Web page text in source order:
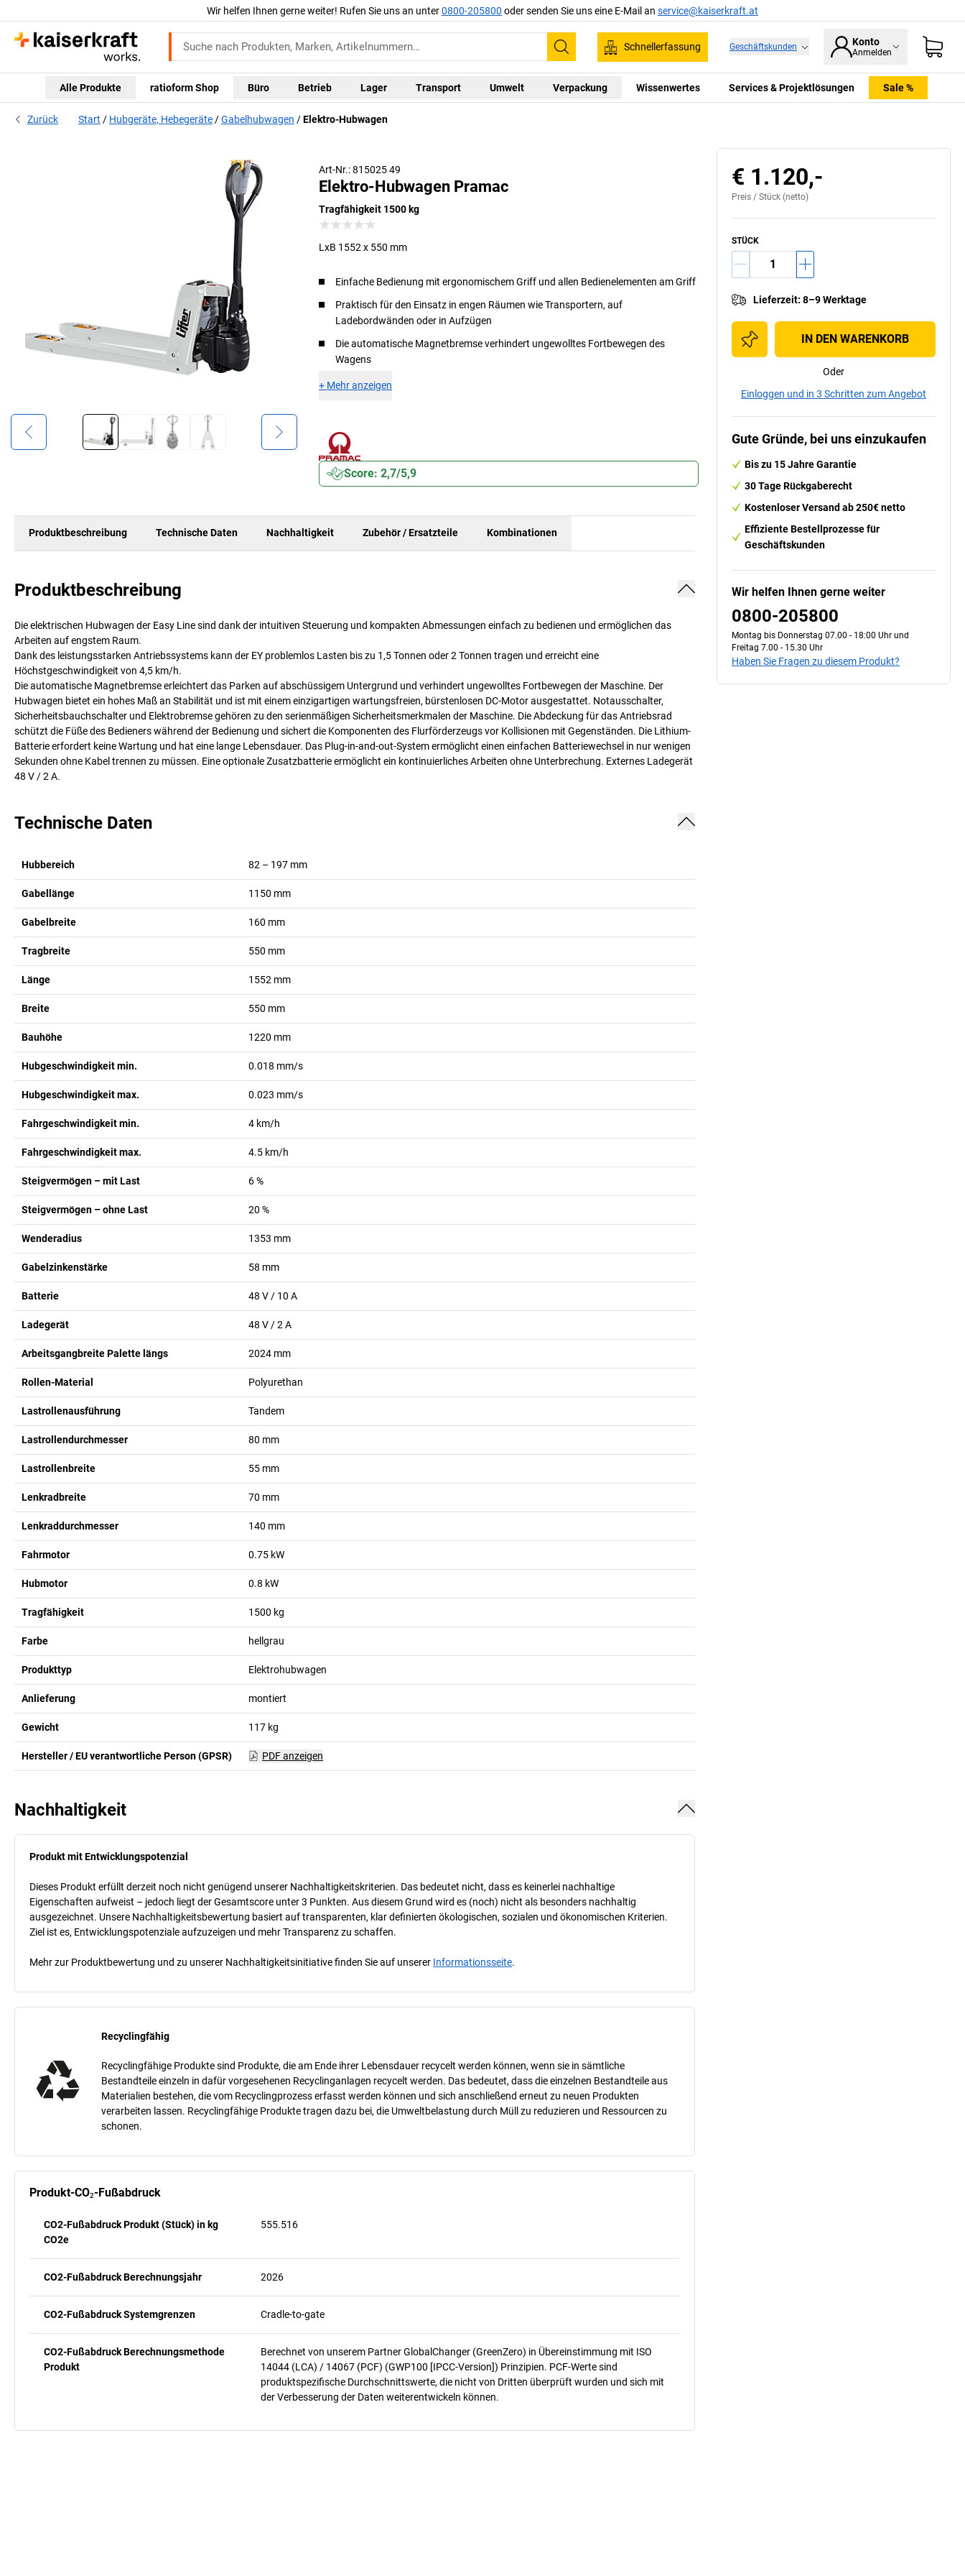
Wir helfen Ihnen gerne weiter! Rufen Sie uns an unter0800-205800 oder senden Sie uns eine E-Mail an service@kaiserkraft.at
Suchen
Schnellerfassung Geschäftskunden Konto
Anmelden
Alle Produkte ratioform Shop Büro Betrieb Lager Transport Umwelt Verpackung Wissenwertes Services & Projektlösungen Sale %
Zurück Start Hubgeräte, Hebegeräte Gabelhubwagen Elektro-Hubwagen
Art-Nr.: 815025 49
Elektro-Hubwagen Pramac
Tragfähigkeit 1500 kg
LxB 1552 x 550 mm
Einfache Bedienung mit ergonomischem Griff und allen Bedienelementen am Griff
Praktisch für den Einsatz in engen Räumen wie Transportern, auf
Ladebordwänden oder in Aufzügen
Die automatische Magnetbremse verhindert ungewolltes Fortbewegen des
Wagens
+ Mehr anzeigen
Score: 2,7/5,9
Produktbeschreibung Technische Daten Nachhaltigkeit Zubehör / Ersatzteile Kombinationen
Produktbeschreibung
Die elektrischen Hubwagen der Easy Line sind dank der intuitiven Steuerung und kompakten Abmessungen einfach zu bedienen und ermöglichen das
Arbeiten auf engstem Raum.
Dank des leistungsstarken Antriebssystems kann der EY problemlos Lasten bis zu 1,5 Tonnen oder 2 Tonnen tragen und erreicht eine
Höchstgeschwindigkeit von 4,5 km/h.
Die automatische Magnetbremse erleichtert das Parken auf abschüssigem Untergrund und verhindert ungewolltes Fortbewegen der Maschine. Der
Hubwagen bietet ein hohes Maß an Stabilität und ist mit einem einzigartigen wartungsfreien, bürstenlosen DC-Motor ausgestattet. Notausschalter,
Sicherheitsbauchschalter und Elektrobremse gehören zu den serienmäßigen Sicherheitsmerkmalen der Maschine. Die Abdeckung für das Antriebsrad
schützt die Füße des Bedieners während der Bedienung und sichert die Komponenten des Flurförderzeugs vor Kollisionen mit Gegenständen. Die Lithium-
Batterie erfordert keine Wartung und hat eine lange Lebensdauer. Das Plug-in-and-out-System ermöglicht einen einfachen Batteriewechsel in nur wenigen
Sekunden ohne Kabel trennen zu müssen. Eine optionale Zusatzbatterie ermöglicht ein kontinuierliches Arbeiten ohne Unterbrechung. Externes Ladegerät
48 V / 2 A.
Technische Daten
Hubbereich 82 – 197 mm
Gabellänge 1150 mm
Gabelbreite 160 mm
Tragbreite 550 mm
Länge 1552 mm
Breite 550 mm
Bauhöhe 1220 mm
Hubgeschwindigkeit min. 0.018 mm/s
Hubgeschwindigkeit max. 0.023 mm/s
Fahrgeschwindigkeit min. 4 km/h
Fahrgeschwindigkeit max. 4.5 km/h
Steigvermögen – mit Last 6%
Steigvermögen – ohne Last 20 %
Wenderadius 1353 mm
Gabelzinkenstärke 58 mm
Batterie 48 V / 10 A
Ladegerät 48 V / 2 A
Arbeitsgangbreite Palette längs 2024 mm
Rollen-Material Polyurethan
Lastrollenausführung Tandem
Lastrollendurchmesser 80 mm
Lastrollenbreite 55 mm
Lenkradbreite 70 mm
Lenkraddurchmesser 140 mm
Fahrmotor 0.75 kW
Hubmotor 0.8 kW
Tragfähigkeit 1500 kg
Farbe hellgrau
Produkttyp Elektrohubwagen
Anlieferung montiert
Gewicht 117 kg
Hersteller / EU verantwortliche Person (GPSR) PDF anzeigen
Nachhaltigkeit
Produkt mit Entwicklungspotenzial
Dieses Produkt erfüllt derzeit noch nicht genügend unserer Nachhaltigkeitskriterien. Das bedeutet nicht, dass es keinerlei nachhaltige
Eigenschaften aufweist – jedoch liegt der Gesamtscore unter 3 Punkten. Aus diesem Grund wird es (noch) nicht als besonders nachhaltig
ausgezeichnet. Unsere Nachhaltigkeitsbewertung basiert auf transparenten, klar definierten ökologischen, sozialen und ökonomischen Kriterien.
Ziel ist es, Entwicklungspotenziale aufzuzeigen und mehr Transparenz zu schaffen.
Mehr zur Produktbewertung und zu unserer Nachhaltigkeitsinitiative finden Sie auf unserer Informationsseite.
Recyclingfähig
Recyclingfähige Produkte sind Produkte, die am Ende ihrer Lebensdauer recycelt werden können, wenn sie in sämtliche
Bestandteile einzeln in dafür vorgesehenen Recyclinganlagen recycelt werden. Das bedeutet, dass die einzelnen Bestandteile aus
Materialien bestehen, die vom Recyclingprozess erfasst werden können und sich anschließend erneut zu neuen Produkten
verarbeiten lassen. Recyclingfähige Produkte tragen dazu bei, die Umweltbelastung durch Müll zu reduzieren und Ressourcen zu
schonen.
Produkt-CO₂-Fußabdruck
CO2-Fußabdruck Produkt (Stück) in kg
CO2e
555.516
CO2-Fußabdruck Berechnungsjahr 2026
CO2-Fußabdruck Systemgrenzen Cradle-to-gate
CO2-Fußabdruck Berechnungsmethode
Produkt
Berechnet von unserem Partner GlobalChanger (GreenZero) in Übereinstimmung mit ISO
14044 (LCA) / 14067 (PCF) (GWP100 [IPCC-Version]) Prinzipien. PCF-Werte sind
produktspezifische Durchschnittswerte, die nicht von Dritten überprüft wurden und sich mit
der Verbesserung der Daten weiterentwickeln können.
€ 1.120,-
Preis / Stück (netto)
STÜCK
Lieferzeit: 8–9 Werktage
IN DEN WARENKORB
Oder
Einloggen und in 3 Schritten zum Angebot
Gute Gründe, bei uns einzukaufen
Bis zu 15 Jahre Garantie
30 Tage Rückgaberecht
Kostenloser Versand ab 250€ netto
Effiziente Bestellprozesse für
Geschäftskunden
Wir helfen Ihnen gerne weiter
0800-205800
Montag bis Donnerstag 07.00 - 18:00 Uhr und
Freitag 7.00 - 15.30 Uhr
Haben Sie Fragen zu diesem Produkt?